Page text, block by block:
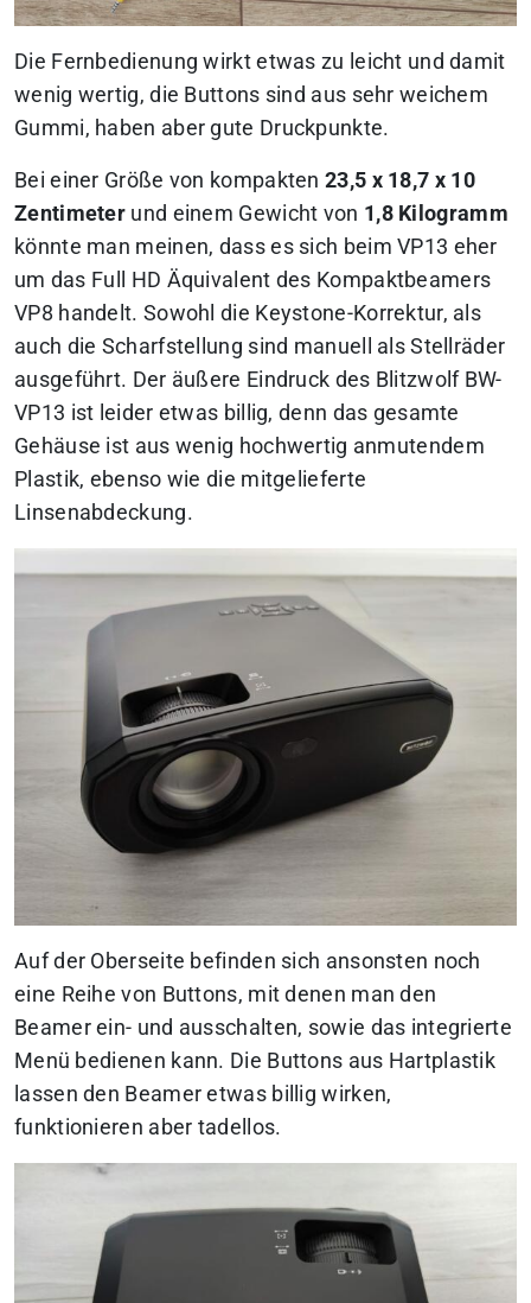
Die Fernbedienung wirkt etwas zu leicht und damit
wenig wertig, die Buttons sind aus sehr weichem
Gummi, haben aber gute Druckpunkte.
Bei einer Größe von kompakten 23,5 x 18,7 x 10
Zentimeter und einem Gewicht von 1,8 Kilogramm
könnte man meinen, dass es sich beim VP13 eher
um das Full HD Äquivalent des Kompaktbeamers
VP8 handelt. Sowohl die Keystone-Korrektur, als
auch die Scharfstellung sind manuell als Stellräder
ausgeführt. Der äußere Eindruck des Blitzwolf BW-
VP13 ist leider etwas billig, denn das gesamte
Gehäuse ist aus wenig hochwertig anmutendem
Plastik, ebenso wie die mitgelieferte
Linsenabdeckung.
Auf der Oberseite befinden sich ansonsten noch
eine Reihe von Buttons, mit denen man den
Beamer ein- und ausschalten, sowie das integrierte
Menü bedienen kann. Die Buttons aus Hartplastik
lassen den Beamer etwas billig wirken,
funktionieren aber tadellos.